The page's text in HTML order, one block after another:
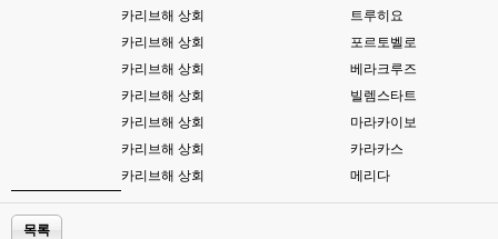
카리브해 상회
트루히요
카리브해 상회
포르토벨로
카리브해 상회
베라크루즈
카리브해 상회
빌렘스타트
카리브해 상회
마라카이보
카리브해 상회
카라카스
카리브해 상회
메리다
목록
이게 db 접속자수로 잡는형태로 해서 그런가 ;;
밑에 일반웹게임이 더있었네요
아 이제 2로 돌아왔군요
esils 00:19
다 펼쳐두면 너무길어서 ..